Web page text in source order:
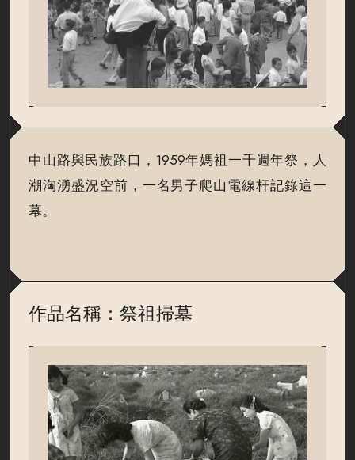
中山路與民族路口，1959年媽祖一千週年祭，人
潮洶湧盛況空前，一名男子爬山電線杆記錄這一
幕。
作品名稱：祭祖掃墓